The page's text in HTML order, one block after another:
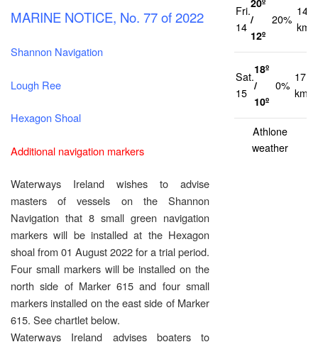
MARINE NOTICE, No. 77 of 2022
Shannon Navigation
Lough Ree
Hexagon Shoal
Additional navigation markers
Waterways Ireland wishes to advise
masters of vessels on the Shannon
Navigation that 8 small green navigation
markers will be installed at the Hexagon
shoal from 01 August 2022 for a trial period.
Four small markers will be installed on the
north side of Marker 615 and four small
markers installed on the east side of Marker
615. See chartlet below.
Waterways Ireland advises boaters to
Fri.
14
/
12º
20%
14
km/h
Sat.
15
18º
/
10º
0%
17
km/h
Athlone
weather